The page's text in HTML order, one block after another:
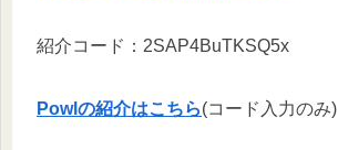
紹介コード：2SAP4BuTKSQ5x
Powlの紹介はこちら(コード入力のみ)